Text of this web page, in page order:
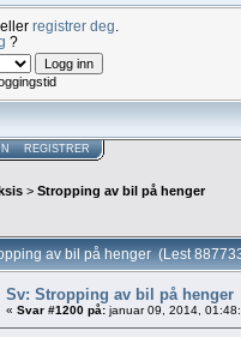
eller registrer deg
?
REGISTRER
> Stropping av bil på henger
av bil på henger (Lest
Sv: Stropping av bil på henger
« Svar #1200 på: januar 09, 2014,